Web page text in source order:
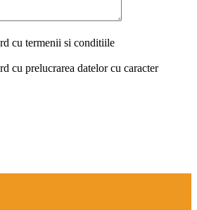
cu termenii si conditiile
cu prelucrarea datelor cu caracter